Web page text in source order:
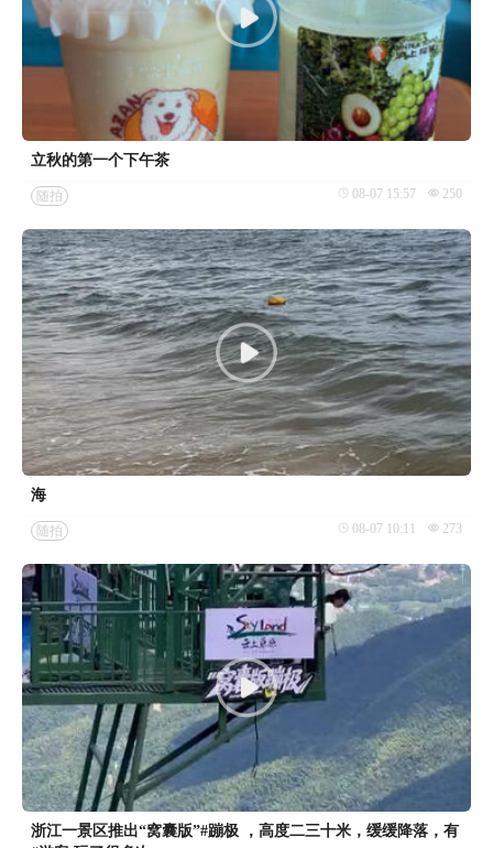
立秋的第一个下午茶
随拍 08-07 15:57 250
海
随拍 08-07 10:11 273
浙江一景区推出“窝囊版”#蹦极 ，高度二三十米，缓缓降落，有